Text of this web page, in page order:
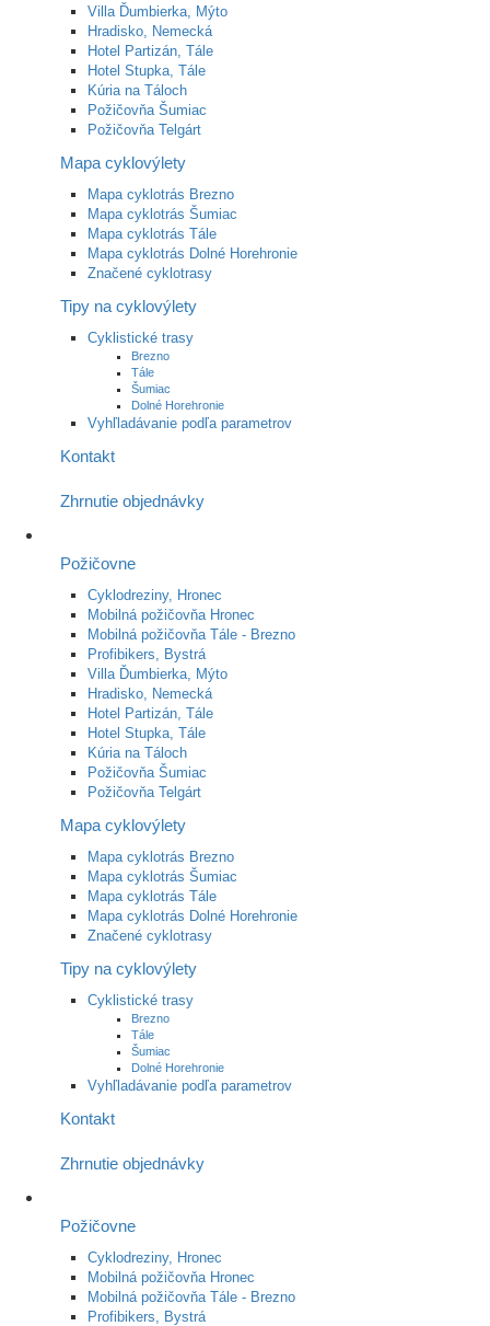
Villa Ďumbierka, Mýto
Hradisko, Nemecká
Hotel Partizán, Tále
Hotel Stupka, Tále
Kúria na Táloch
Požičovňa Šumiac
Požičovňa Telgárt
Mapa cyklovýlety
Mapa cyklotrás Brezno
Mapa cyklotrás Šumiac
Mapa cyklotrás Tále
Mapa cyklotrás Dolné Horehronie
Značené cyklotrasy
Tipy na cyklovýlety
Cyklistické trasy
Brezno
Tále
Šumiac
Dolné Horehronie
Vyhľladávanie podľa parametrov
Kontakt
Zhrnutie objednávky
Požičovne
Cyklodreziny, Hronec
Mobilná požičovňa Hronec
Mobilná požičovňa Tále - Brezno
Profibikers, Bystrá
Villa Ďumbierka, Mýto
Hradisko, Nemecká
Hotel Partizán, Tále
Hotel Stupka, Tále
Kúria na Táloch
Požičovňa Šumiac
Požičovňa Telgárt
Mapa cyklovýlety
Mapa cyklotrás Brezno
Mapa cyklotrás Šumiac
Mapa cyklotrás Tále
Mapa cyklotrás Dolné Horehronie
Značené cyklotrasy
Tipy na cyklovýlety
Cyklistické trasy
Brezno
Tále
Šumiac
Dolné Horehronie
Vyhľladávanie podľa parametrov
Kontakt
Zhrnutie objednávky
Požičovne
Cyklodreziny, Hronec
Mobilná požičovňa Hronec
Mobilná požičovňa Tále - Brezno
Profibikers, Bystrá